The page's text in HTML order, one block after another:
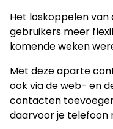
Het loskoppelen
gebruikers meer
komende weken
Met deze aparte
ook via de web- en
contacten
daarvoor je telefoon